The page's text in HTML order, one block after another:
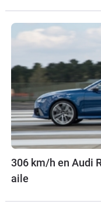
306 km/h en Audi
aile